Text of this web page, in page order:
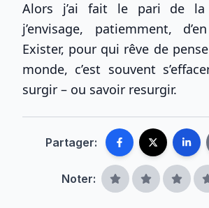
Alors j’ai fait le pari de la
j’envisage, patiemment,
Exister, pour qui rêve de
monde, c’est souvent
surgir – ou savoir resurgir.
Partager:
Noter: